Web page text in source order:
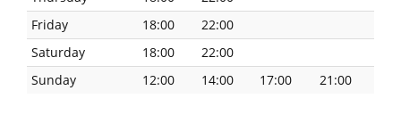
Friday
18:00
22:00
Saturday
18:00
22:00
Sunday
12:00 14:00 17:00 21:00